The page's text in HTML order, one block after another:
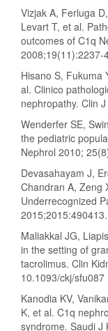
Vizjak A, Ferluga
Levart T, et al.
outcomes of C1q
2008;19(11):2237-
Hisano S, Fukuma
al. Clinico
nephropathy. Clin
Wenderfer SE,
the pediatric
Nephrol 2010;
Devasahayam J,
Chandran A, Zeng
Underrecognized
Maliakkal JG,
in the setting of
tacrolimus. Clin
10.1093/ckj/sfu087
Kanodia KV,
K, et al. C1q
syndrome. Saudi J